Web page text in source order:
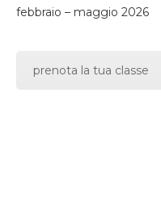
febbraio – maggio 2026
prenota la tua classe